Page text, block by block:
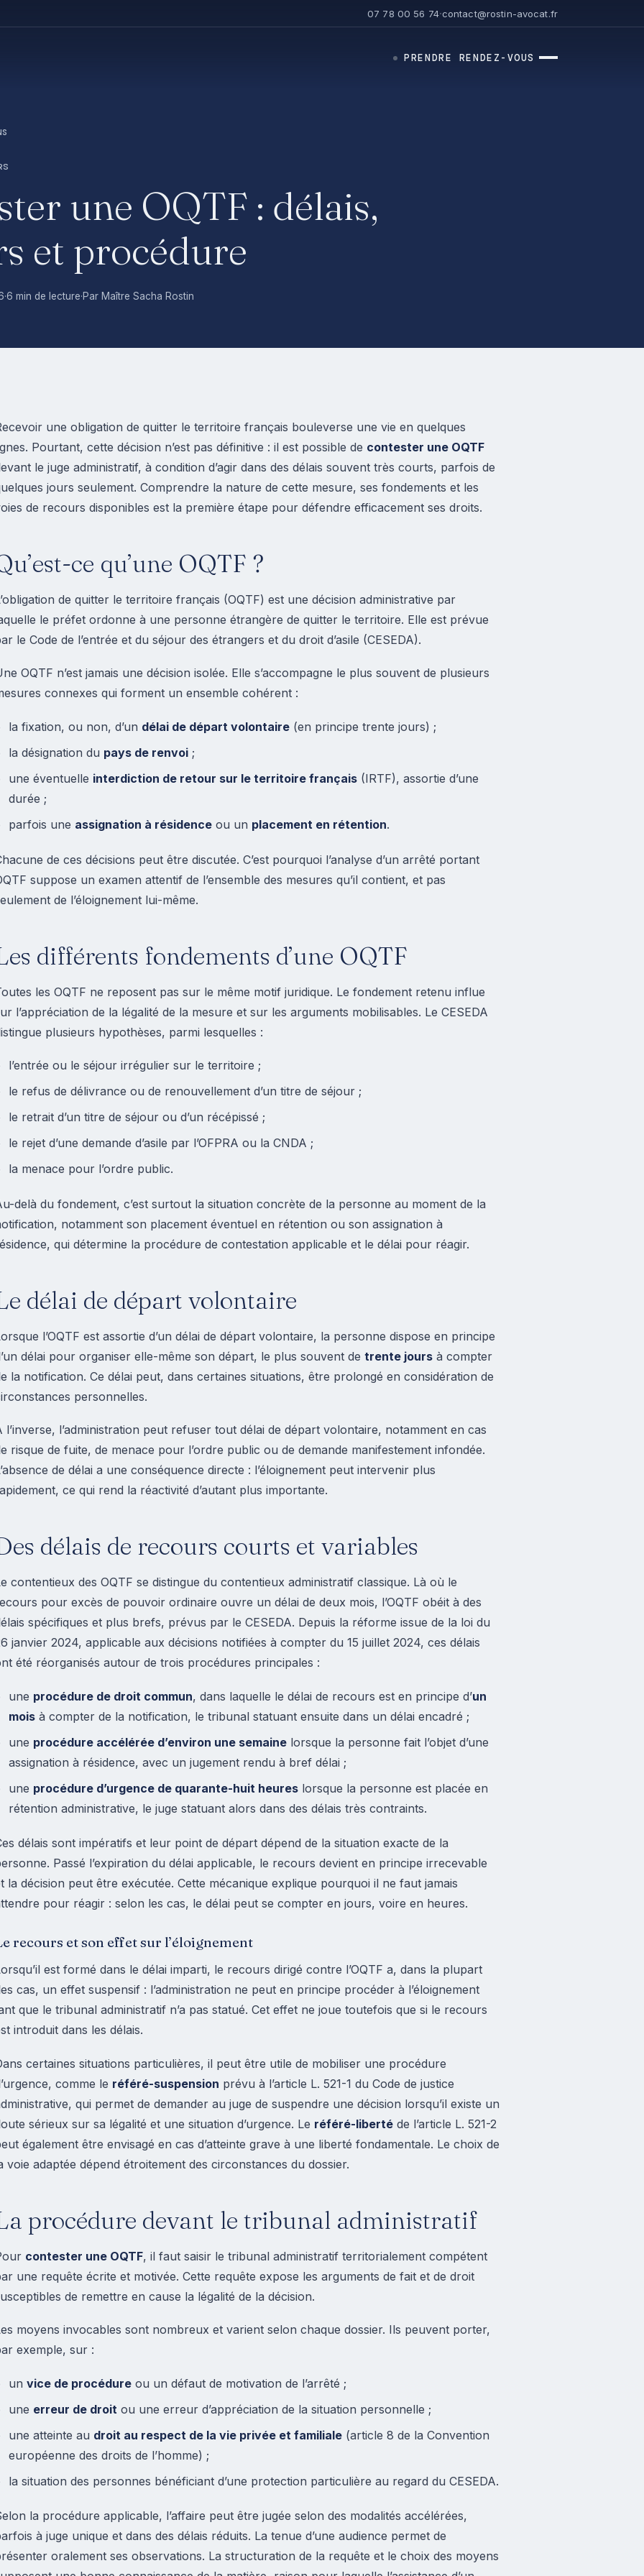
07 78 00 56 74·contact@rostin-avocat.fr
PRENDRE RENDEZ-VOUS
une OQTF : délais,
et procédure
·6 min de lecture·Par Maître Sacha Rostin
une obligation de quitter le territoire français bouleverse une vie en quelques
Pourtant, cette décision n’est pas définitive : il est possible de contester une OQTF
le juge administratif, à condition d’agir dans des délais souvent très courts, parfois de
jours seulement. Comprendre la nature de cette mesure, ses fondements et les
de recours disponibles est la première étape pour défendre efficacement ses droits.
ce qu’une OQTF ?
de quitter le territoire français (OQTF) est une décision administrative par
le préfet ordonne à une personne étrangère de quitter le territoire. Elle est prévue
le Code de l’entrée et du séjour des étrangers et du droit d’asile (CESEDA).
OQTF n’est jamais une décision isolée. Elle s’accompagne le plus souvent de plusieurs
connexes qui forment un ensemble cohérent :
la fixation, ou non, d’un délai de départ volontaire (en principe trente jours) ;
la désignation du pays de renvoi ;
une éventuelle interdiction de retour sur le territoire français (IRTF), assortie d’une
durée ;
parfois une assignation à résidence ou un placement en rétention.
de ces décisions peut être discutée. C’est pourquoi l’analyse d’un arrêté portant
suppose un examen attentif de l’ensemble des mesures qu’il contient, et pas
de l’éloignement lui-même.
différents fondements d’une OQTF
les OQTF ne reposent pas sur le même motif juridique. Le fondement retenu influe
l’appréciation de la légalité de la mesure et sur les arguments mobilisables. Le CESEDA
plusieurs hypothèses, parmi lesquelles :
l’entrée ou le séjour irrégulier sur le territoire ;
le refus de délivrance ou de renouvellement d’un titre de séjour ;
le retrait d’un titre de séjour ou d’un récépissé ;
le rejet d’une demande d’asile par l’OFPRA ou la CNDA ;
la menace pour l’ordre public.
delà du fondement, c’est surtout la situation concrète de la personne au moment de la
notamment son placement éventuel en rétention ou son assignation à
qui détermine la procédure de contestation applicable et le délai pour réagir.
délai de départ volontaire
l’OQTF est assortie d’un délai de départ volontaire, la personne dispose en principe
délai pour organiser elle-même son départ, le plus souvent de trente jours à compter
la notification. Ce délai peut, dans certaines situations, être prolongé en considération de
personnelles.
l’inverse, l’administration peut refuser tout délai de départ volontaire, notamment en cas
risque de fuite, de menace pour l’ordre public ou de demande manifestement infondée.
de délai a une conséquence directe : l’éloignement peut intervenir plus
ce qui rend la réactivité d’autant plus importante.
délais de recours courts et variables
contentieux des OQTF se distingue du contentieux administratif classique. Là où le
pour excès de pouvoir ordinaire ouvre un délai de deux mois, l’OQTF obéit à des
spécifiques et plus brefs, prévus par le CESEDA. Depuis la réforme issue de la loi du
janvier 2024, applicable aux décisions notifiées à compter du 15 juillet 2024, ces délais
été réorganisés autour de trois procédures principales :
une procédure de droit commun, dans laquelle le délai de recours est en principe d’un
mois à compter de la notification, le tribunal statuant ensuite dans un délai encadré ;
une procédure accélérée d’environ une semaine lorsque la personne fait l’objet d’une
assignation à résidence, avec un jugement rendu à bref délai ;
une procédure d’urgence de quarante-huit heures lorsque la personne est placée en
rétention administrative, le juge statuant alors dans des délais très contraints.
délais sont impératifs et leur point de départ dépend de la situation exacte de la
Passé l’expiration du délai applicable, le recours devient en principe irrecevable
la décision peut être exécutée. Cette mécanique explique pourquoi il ne faut jamais
pour réagir : selon les cas, le délai peut se compter en jours, voire en heures.
recours et son effet sur l’éloignement
est formé dans le délai imparti, le recours dirigé contre l’OQTF a, dans la plupart
cas, un effet suspensif : l’administration ne peut en principe procéder à l’éloignement
que le tribunal administratif n’a pas statué. Cet effet ne joue toutefois que si le recours
introduit dans les délais.
certaines situations particulières, il peut être utile de mobiliser une procédure
comme le référé-suspension prévu à l’article L. 521-1 du Code de justice
qui permet de demander au juge de suspendre une décision lorsqu’il existe un
sérieux sur sa légalité et une situation d’urgence. Le référé-liberté de l’article L. 521-2
également être envisagé en cas d’atteinte grave à une liberté fondamentale. Le choix de
voie adaptée dépend étroitement des circonstances du dossier.
procédure devant le tribunal administratif
contester une OQTF, il faut saisir le tribunal administratif territorialement compétent
une requête écrite et motivée. Cette requête expose les arguments de fait et de droit
de remettre en cause la légalité de la décision.
moyens invocables sont nombreux et varient selon chaque dossier. Ils peuvent porter,
exemple, sur :
un vice de procédure ou un défaut de motivation de l’arrêté ;
une erreur de droit ou une erreur d’appréciation de la situation personnelle ;
une atteinte au droit au respect de la vie privée et familiale (article 8 de la Convention
européenne des droits de l’homme) ;
la situation des personnes bénéficiant d’une protection particulière au regard du CESEDA.
la procédure applicable, l’affaire peut être jugée selon des modalités accélérées,
à juge unique et dans des délais réduits. La tenue d’une audience permet de
oralement ses observations. La structuration de la requête et le choix des moyens